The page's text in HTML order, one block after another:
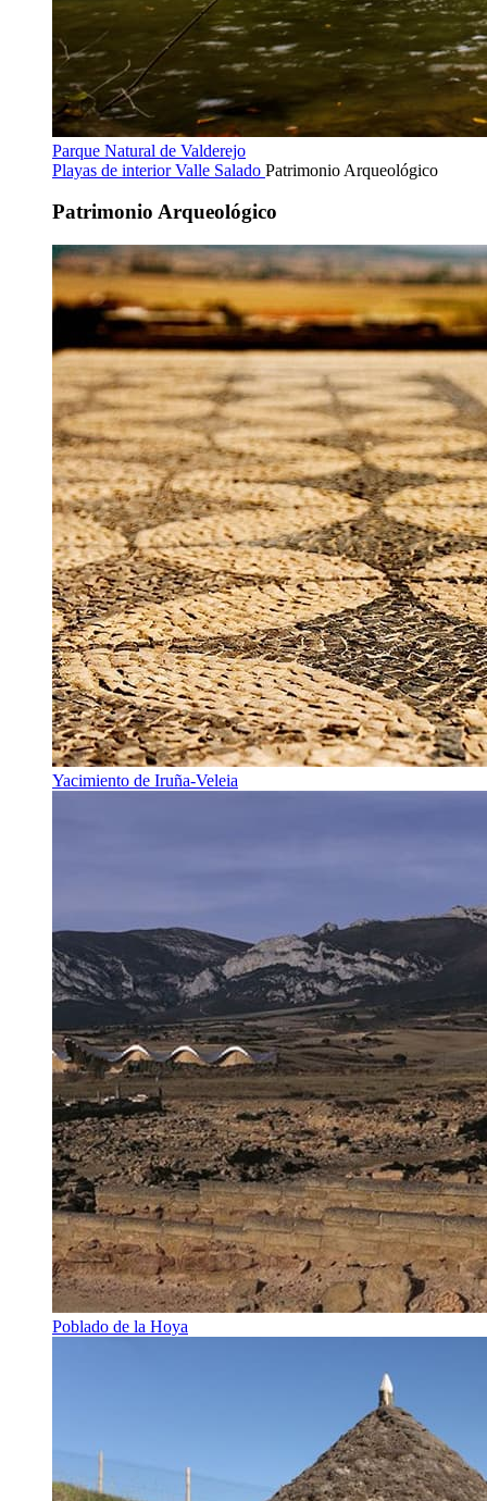
Parque Natural de Valderejo
Playas de interiorValle Salado Patrimonio Arqueológico
Patrimonio Arqueológico
Yacimiento de Iruña-Veleia
Poblado de la Hoya